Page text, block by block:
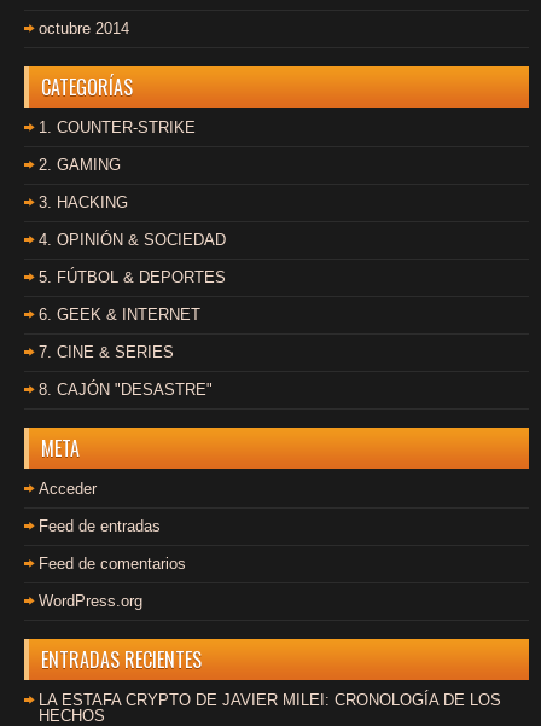
octubre 2014
CATEGORÍAS
1. COUNTER-STRIKE
2. GAMING
3. HACKING
4. OPINIÓN & SOCIEDAD
5. FÚTBOL & DEPORTES
6. GEEK & INTERNET
7. CINE & SERIES
8. CAJÓN "DESASTRE"
META
Acceder
Feed de entradas
Feed de comentarios
WordPress.org
ENTRADAS RECIENTES
LA ESTAFA CRYPTO DE JAVIER MILEI: CRONOLOGÍA DE LOS
HECHOS